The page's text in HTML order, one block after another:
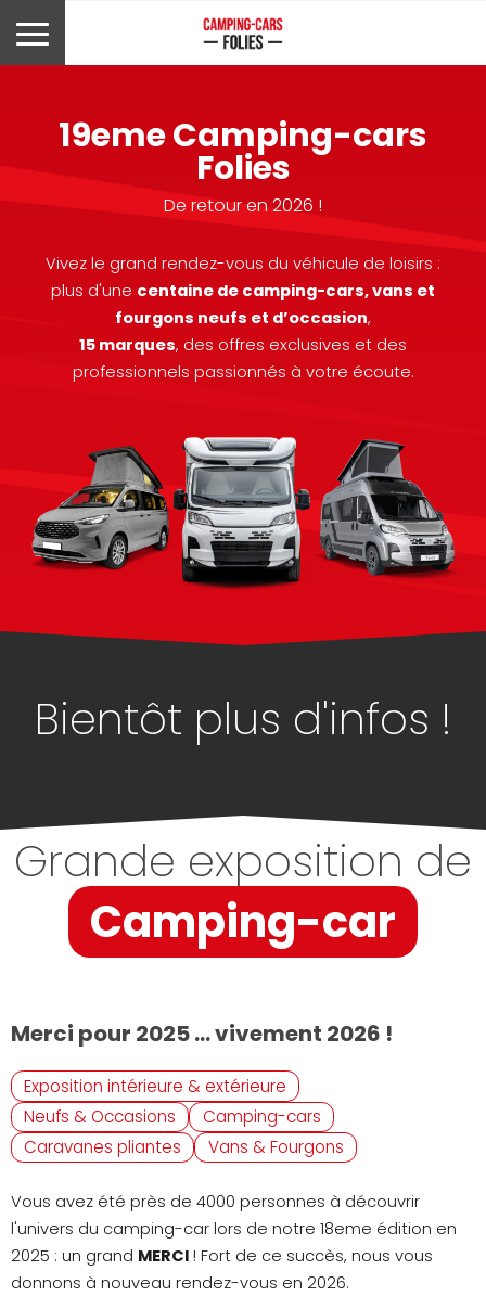
19eme Camping-cars
Folies
De retour en 2026 !
Vivez le grand rendez-vous du véhicule de loisirs :
plus d'une centaine de camping-cars, vans et
fourgons neufs et d’occasion,
15 marques, des offres exclusives et des
professionnels passionnés à votre écoute.
Bientôt plus d'infos !
Grande exposition de
Camping-car
Merci pour 2025 ... vivement 2026 !
Exposition intérieure & extérieure
Neufs & Occasions
Camping-cars
Caravanes pliantes
Vans & Fourgons
Vous avez été près de 4000 personnes à découvrir
l'univers du camping-car lors de notre 18eme édition en
2025 : un grand MERCI ! Fort de ce succès, nous vous
donnons à nouveau rendez-vous en 2026.